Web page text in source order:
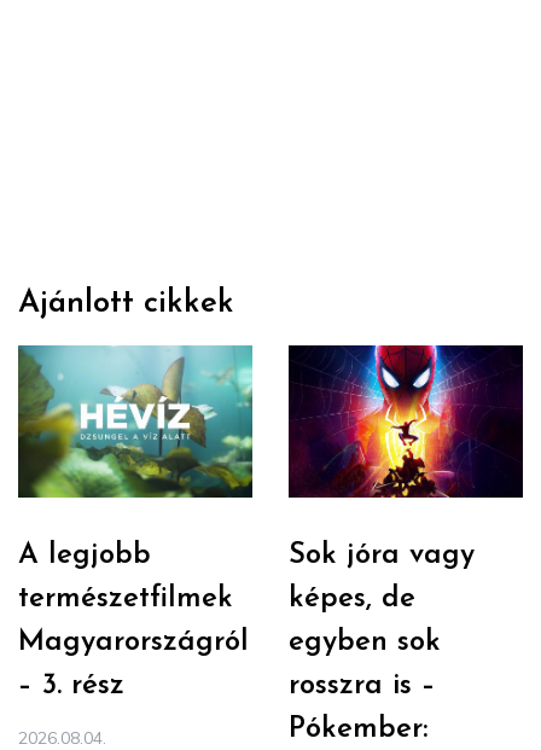
Ajánlott cikkek
A legjobb
természetfilmek
Magyarországról
– 3. rész
2026.08.04.
Sok jóra vagy
képes, de
egyben sok
rosszra is –
Pókember: